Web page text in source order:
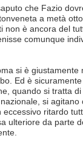
che Fazio
a metà
non è ancora del
comunque
si è giustamente
Ed è
quando si tratta
si agitano
eccessivo ritardo
ulteriore da parte